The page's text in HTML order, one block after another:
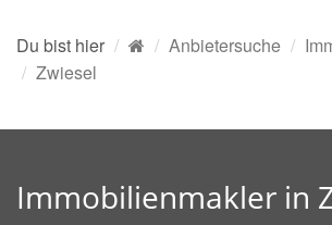
Du bist hier Anbietersuche
Zwiesel
Immobilienmakler in